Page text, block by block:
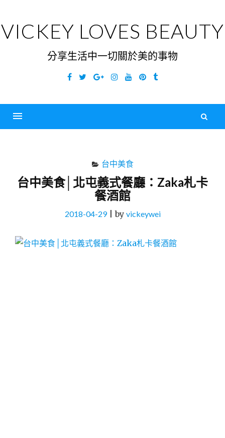
content
VICKEY LOVES BEAUTY
分享生活中一切關於美的事物
Facebook
TwitterGoogleInstagramYouTubePinterest
Tumblr
台中美食
台中美食│北屯義式餐廳：Zaka札卡
餐酒館
2018-04-29|by vickeywei